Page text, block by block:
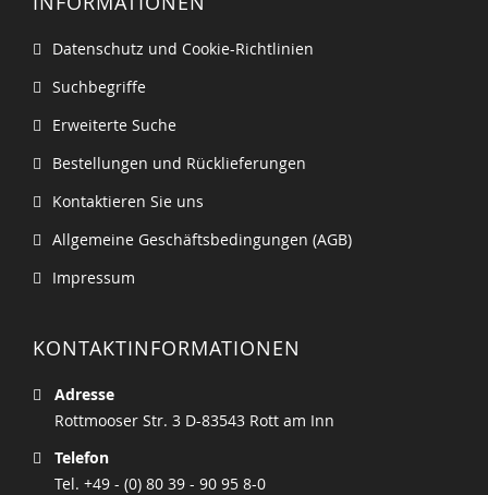
Datenschutz und Cookie-Richtlinien
Suchbegriffe
Erweiterte Suche
Bestellungen und Rücklieferungen
Kontaktieren Sie uns
Allgemeine Geschäftsbedingungen (AGB)
Impressum
KONTAKTINFORMATIONEN
Adresse
Rottmooser Str. 3 D-83543 Rott am Inn
Telefon
Tel. +49 - (0) 80 39 - 90 95 8-0